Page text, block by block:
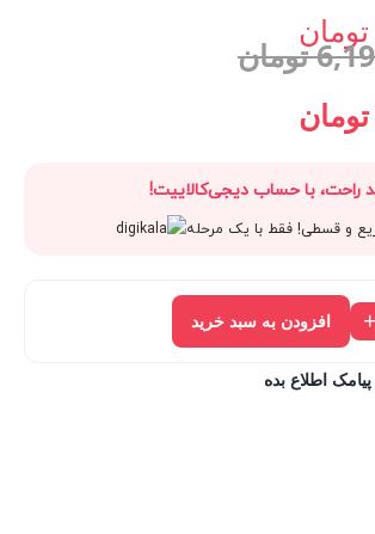
اصلی:
تومان
تومان
تومان
تومان
فعلی:
5,571,000 تومان.
راحت، با حساب دیجی‌کالاییت!
و قسطی! فقط با یک مرحله
+ افزودن به سبد خرید
اطلاع بده